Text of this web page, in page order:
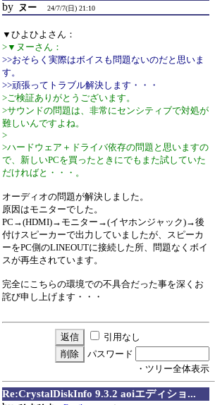
by ヌー 24/7/7(日) 21:10
▼ひよひよさん：
>▼ヌーさん：
>>おそらく実際はボイスも問題ないのだと思いま
す。
>>頑張ってトラブル解決します・・・
>ご検証ありがとうございます。
>サウンドの問題は、非常にセンシティブで対処が
難しいんですよね。
>
>ハードウェア＋ドライバ依存の問題と思いますの
で、新しいPCを買ったときにでもまた試していた
だければと・・・。
オーディオの問題が解決しました。
原因はモニターでした。
PC→(HDMI)→モニター→(イヤホンジャック)→後
付けスピーカーで出力していましたが、スピーカ
ーをPC側のLINEOUTに接続した所、問題なくボイ
スが再生されています。
完全にこちらの環境での不具合だった事を深くお
詫び申し上げます・・・
引用なし
パスワード
・ツリー全体表示
Re:CrystalDiskInfo 9.3.2 aoiエディショ...